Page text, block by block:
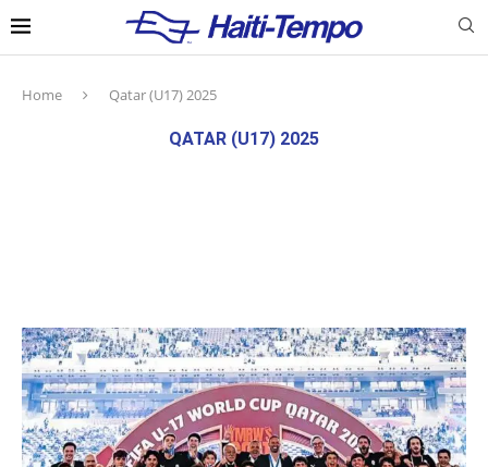
Home Qatar (U17) 2025
QATAR (U17) 2025